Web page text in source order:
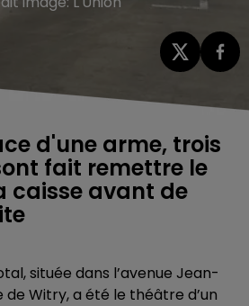
d'une arme, trois
fait remettre le
caisse avant de
située dans l’avenue Jean-
de Witry, a été le théâtre d’un